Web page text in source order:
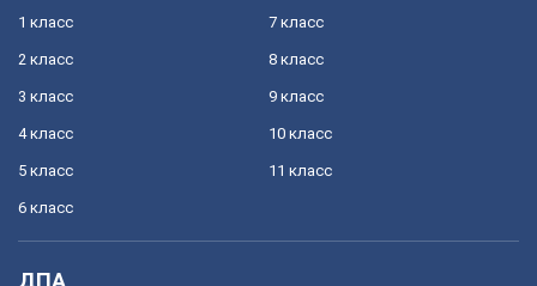
1 класс
2 класс
3 класс
4 класс
5 класс
6 класс
7 класс
8 класс
9 класс
10 класс
11 класс
ДПА